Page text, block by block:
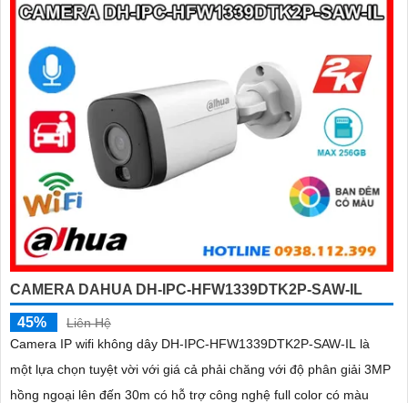
CAMERA DAHUA DH-IPC-HFW1339DTK2P-SAW-IL
45%
Liên Hệ
Camera IP wifi không dây DH-IPC-HFW1339DTK2P-SAW-IL là
một lựa chọn tuyệt vời với giá cả phải chăng với độ phân giải 3MP
hồng ngoại lên đến 30m có hỗ trợ công nghệ full color có màu